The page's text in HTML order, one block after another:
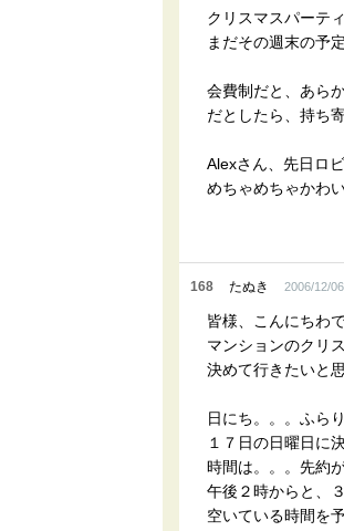
クリスマスパーテ
まだその週末の予
会費制だと、あら
だとしたら、持ち
Alexさん、先日ロ
めちゃめちゃかわ
168 たぬき 2006/12/
皆様、こんにちわ
マンションのクリ
決めて行きたいと
日にち。。。ふら
１７日の日曜日に
時間は。。。先約
午後２時からと、
空いている時間を